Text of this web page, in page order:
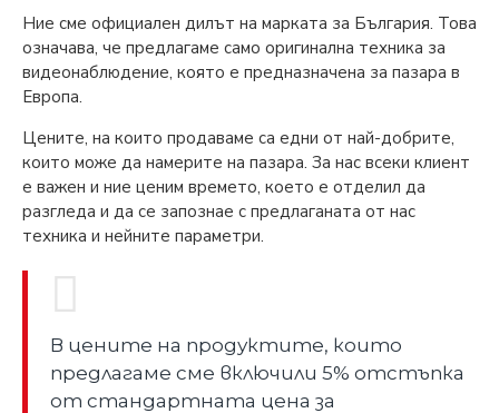
Ние сме официален дилът на марката за България. Това
означава, че предлагаме само оригинална техника за
видеонаблюдение, която е предназначена за пазара в
Европа.
Цените, на които продаваме са едни от най-добрите,
които може да намерите на пазара. За нас всеки клиент
е важен и ние ценим времето, което е отделил да
разгледа и да се запознае с предлаганата от нас
техника и нейните параметри.
В цените на продуктите, които
предлагаме сме включили 5% отстъпка
от стандартната цена за